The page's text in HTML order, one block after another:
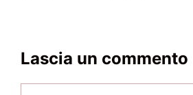
Lascia un commento